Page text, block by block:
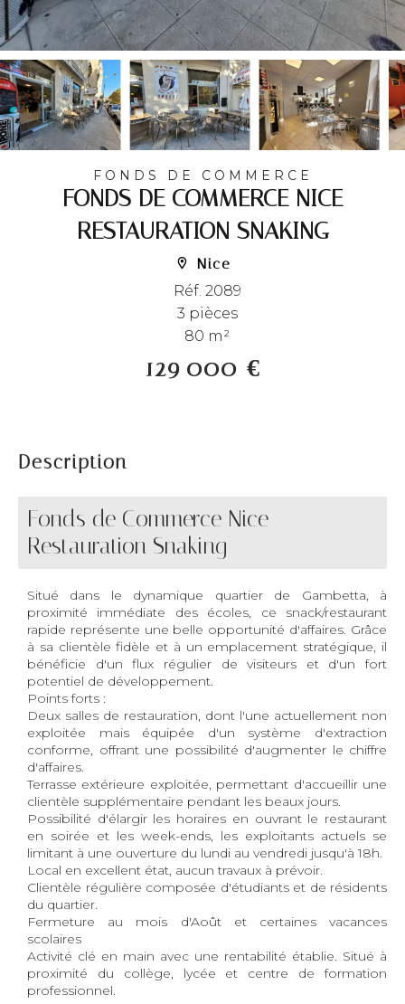
FONDS DE COMMERCE
FONDS DE COMMERCE NICE
RESTAURATION SNAKING
Nice
Réf. 2089
3 pièces
80 m²
129 000 €
Description
Fonds de Commerce Nice
Restauration Snaking
Situé dans le dynamique quartier de Gambetta, à
proximité immédiate des écoles, ce snack/restaurant
rapide représente une belle opportunité d'affaires. Grâce
à sa clientèle fidèle et à un emplacement stratégique, il
bénéficie d'un flux régulier de visiteurs et d'un fort
potentiel de développement.
Points forts :
Deux salles de restauration, dont l'une actuellement non
exploitée mais équipée d'un système d'extraction
conforme, offrant une possibilité d'augmenter le chiffre
d'affaires.
Terrasse extérieure exploitée, permettant d'accueillir une
clientèle supplémentaire pendant les beaux jours.
Possibilité d'élargir les horaires en ouvrant le restaurant
en soirée et les week-ends, les exploitants actuels se
limitant à une ouverture du lundi au vendredi jusqu'à 18h.
Local en excellent état, aucun travaux à prévoir.
Clientèle régulière composée d'étudiants et de résidents
du quartier.
Fermeture au mois d'Août et certaines vacances
scolaires
Activité clé en main avec une rentabilité établie. Situé à
proximité du collège, lycée et centre de formation
professionnel.